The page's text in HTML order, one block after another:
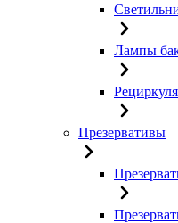
Лампы
Презервативы